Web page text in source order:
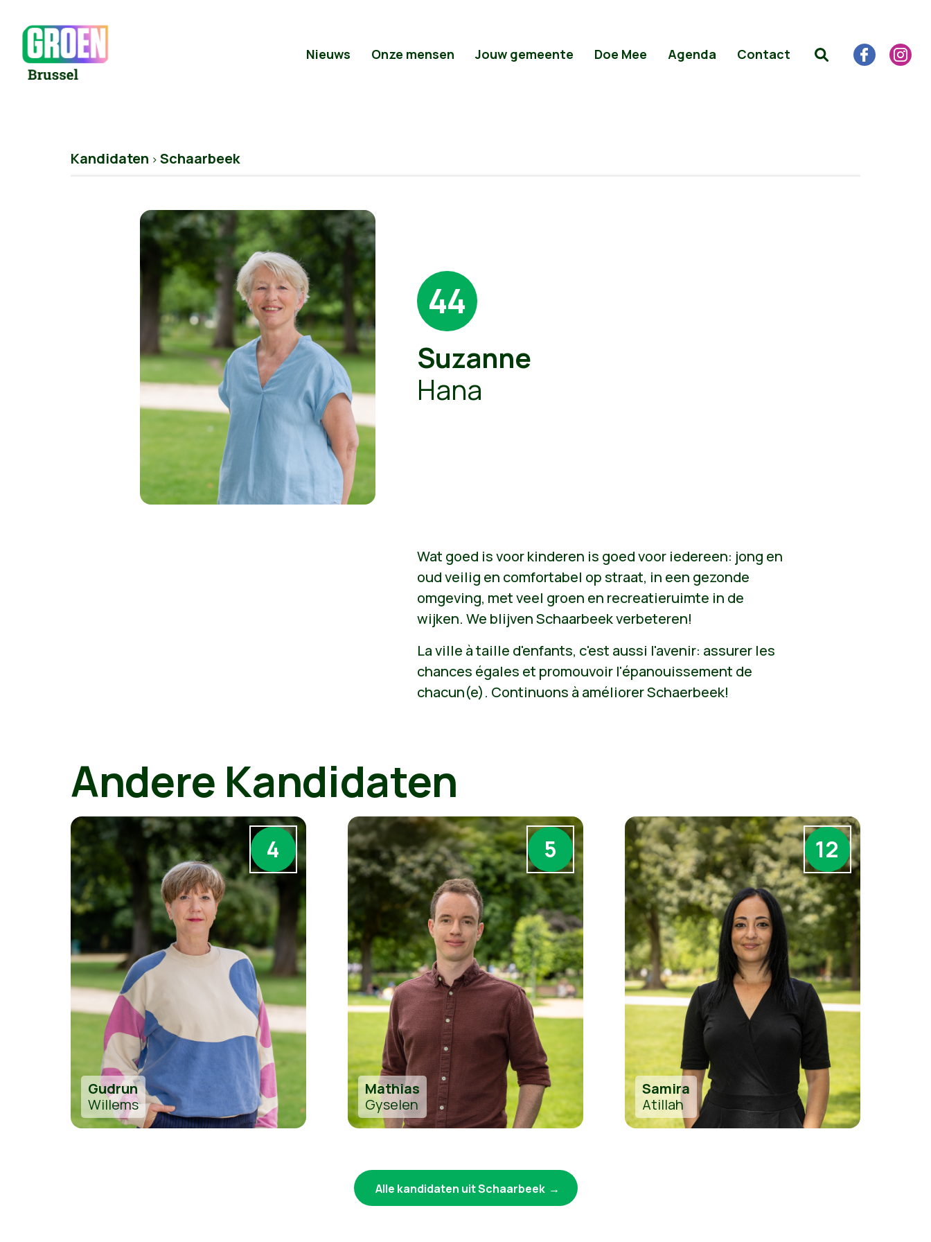
Nieuws Onze mensen Jouw gemeente Doe Mee Agenda Contact
Kandidaten > Schaarbeek
44
Suzanne
Hana
Wat goed is voor kinderen is goed voor iedereen: jong en
oud veilig en comfortabel op straat, in een gezonde
omgeving, met veel groen en recreatieruimte in de
wijken. We blijven Schaarbeek verbeteren!
La ville à taille d'enfants, c'est aussi l'avenir: assurer les
chances égales et promouvoir l'épanouissement de
chacun(e). Continuons à améliorer Schaerbeek!
Andere Kandidaten
4
Gudrun
Willems
5
Mathias
Gyselen
12
Samira
Atillah
Alle kandidaten uit Schaarbeek